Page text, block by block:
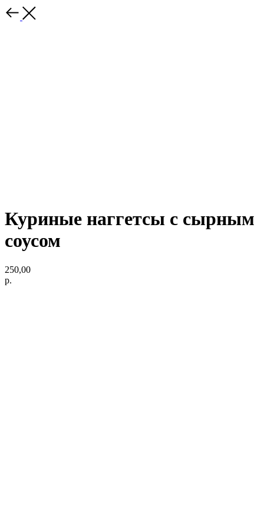
Куриные наггетсы с сырным
соусом
250,00
р.